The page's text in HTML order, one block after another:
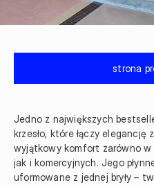
strona
Jedno z największych
krzesło, które łączy
wyjątkowy komfort zarówno w
jak i komercyjnych. Jego
uformowane z jednej bryły –